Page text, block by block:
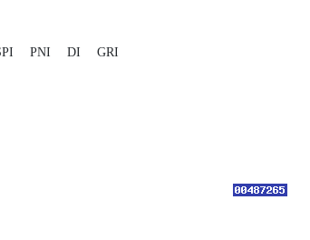
PNI DI GRI